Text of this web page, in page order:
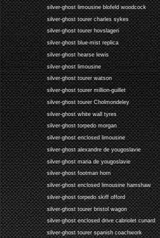
silver-ghost limousine blofeld woodcock
silver-ghost tourer charles sykes
silver-ghost tourer hovslageri
silver-ghost blue-mist replica
silver-ghost hearse lewis
silver-ghost limousine
silver-ghost tourer watson
silver-ghost tourer million-guillet
silver-ghost tourer Cholmondeley
silver-ghost white wall tyres
silver-ghost torpedo morgan
silver-ghost enclosed limousine
silver-ghost alexandre de yougoslavie
silver-ghost maria de yougoslavie
silver-ghost footman horn
silver-ghost enclosed limousine hamshaw
silver-ghost torpedo skiff offord
silver-ghost tourer bristol wagon
silver-ghost enclosed drive cabriolet cunard
silver-ghost tourer spanish coachwork